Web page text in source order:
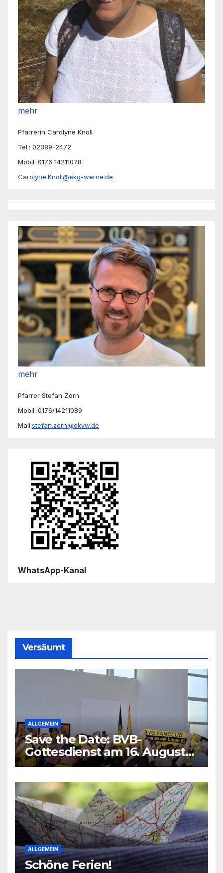
mehr
Pfarrerin Carolyne Knoll
Tel.: 02389-2472
Mobil: 0176 14211078
Carolyne.Knoll@ekg-werne.de
mehr
Pfarrer Stefan Zorn
Mobil: 0176/14211089
Mail:stefan.zorn@ekvw.de
WhatsApp-Kanal
Versäumt
ALLGEMEIN
Save the Date: BVB-
Gottesdienst am 16. August
2026
ALLGEMEIN
Schöne Ferien!